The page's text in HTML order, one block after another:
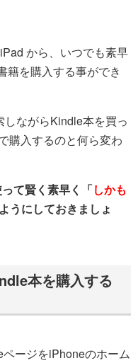
から、いつでも素早
籍を購入する事ができ
ながらKindle本を買っ
購入するのと何ら変わ
て賢く素早く「しかも
うにしておきましょ
本を購入する
ージをiPhoneのホーム